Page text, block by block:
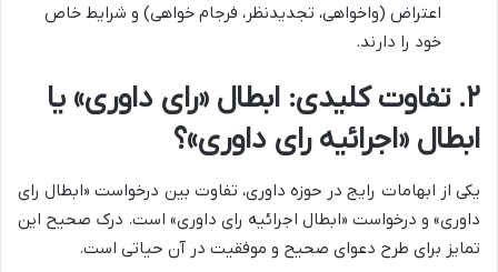
اعتراض (واخواهی، تجدیدنظر، فرجام خواهی) و شرایط خاص
خود را دارند.
۲. تفاوت کلیدی: ابطال «رای داوری» یا
ابطال «اجرائیه رای داوری»؟
یکی از ابهامات رایج در حوزه داوری، تفاوت بین درخواست «ابطال رای
داوری» و درخواست «ابطال اجرائیه رای داوری» است. درک صحیح این
تمایز برای طرح دعوای صحیح و موفقیت در آن حیاتی است.